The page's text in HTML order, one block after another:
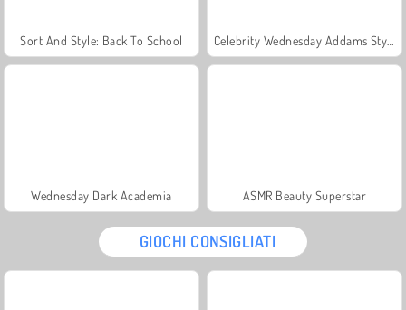
Sort And Style: Back To School
Wednesday Dark Academia ASMR Beauty Superstar
GIOCHI CONSIGLIATI